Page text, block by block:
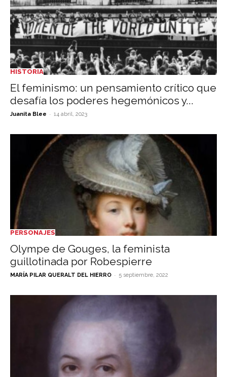
HISTORIA
El feminismo: un pensamiento crítico que
desafía los poderes hegemónicos y...
Juanita Blee - 14 abril, 2023
PERSONAJES
Olympe de Gouges, la feminista
guillotinada por Robespierre
MARÍA PILAR QUERALT DEL HIERRO - 5 septiembre, 2022